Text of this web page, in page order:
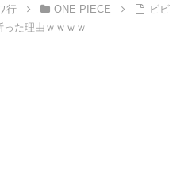
行 ONE PIECE
ビビ
た理由ｗｗｗｗ